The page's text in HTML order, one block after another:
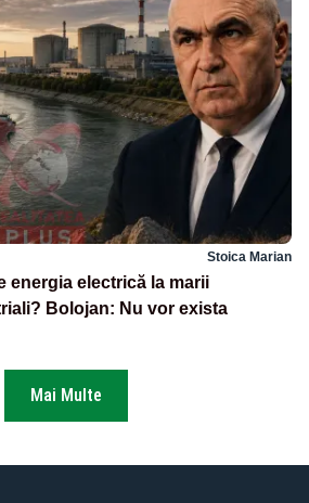
Stoica Marian
energia electrică la marii
Bolojan: Nu vor exista
Mai Multe